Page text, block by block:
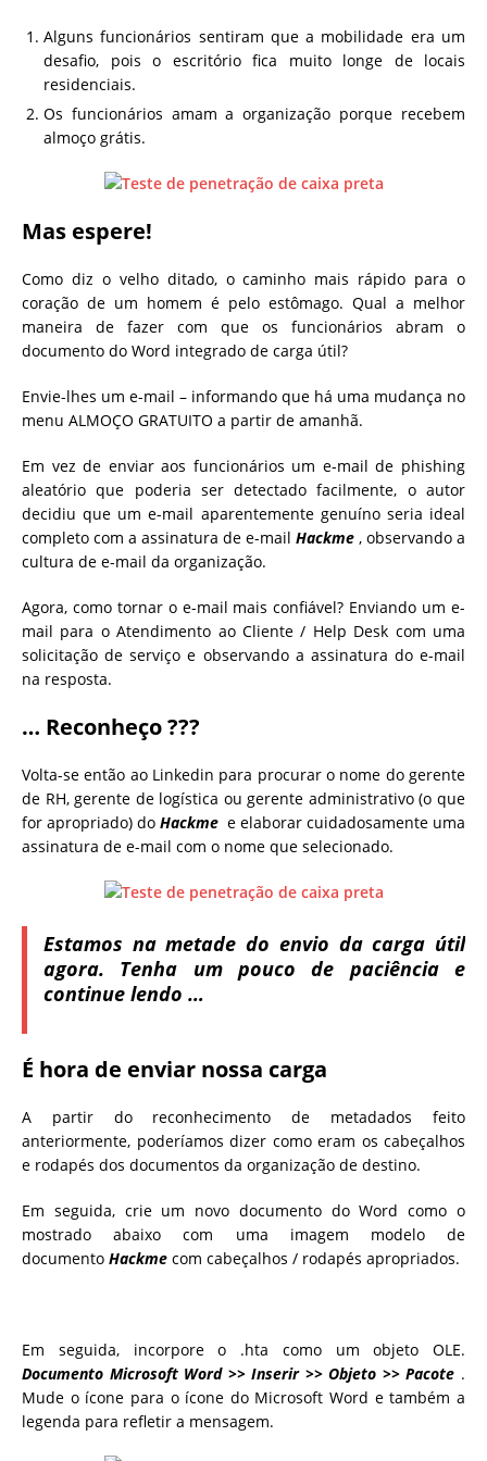
Alguns funcionários sentiram que a mobilidade era um
desafio, pois o escritório fica muito longe de locais
residenciais.
Os funcionários amam a organização porque recebem
almoço grátis.
Mas espere!
Como diz o velho ditado, o caminho mais rápido para o
coração de um homem é pelo estômago. Qual a melhor
maneira de fazer com que os funcionários abram o
documento do Word integrado de carga útil?
Envie-lhes um e-mail – informando que há uma mudança no
menu ALMOÇO GRATUITO a partir de amanhã.
Em vez de enviar aos funcionários um e-mail de phishing
aleatório que poderia ser detectado facilmente, o autor
decidiu que um e-mail aparentemente genuíno seria ideal
completo com a assinatura de e-mail Hackme , observando a
cultura de e-mail da organização.
Agora, como tornar o e-mail mais confiável? Enviando um e-
mail para o Atendimento ao Cliente / Help Desk com uma
solicitação de serviço e observando a assinatura do e-mail
na resposta.
… Reconheço ???
Volta-se então ao Linkedin para procurar o nome do gerente
de RH, gerente de logística ou gerente administrativo (o que
for apropriado) do Hackme e elaborar cuidadosamente uma
assinatura de e-mail com o nome que selecionado.
Estamos na metade do envio da carga útil
agora. Tenha um pouco de paciência e
continue lendo …
É hora de enviar nossa carga
A partir do reconhecimento de metadados feito
anteriormente, poderíamos dizer como eram os cabeçalhos
e rodapés dos documentos da organização de destino.
Em seguida, crie um novo documento do Word como o
mostrado abaixo com uma imagem modelo de
documento Hackme com cabeçalhos / rodapés apropriados.
Em seguida, incorpore o .hta como um objeto OLE.
Documento Microsoft Word >> Inserir >> Objeto >> Pacote .
Mude o ícone para o ícone do Microsoft Word e também a
legenda para refletir a mensagem.